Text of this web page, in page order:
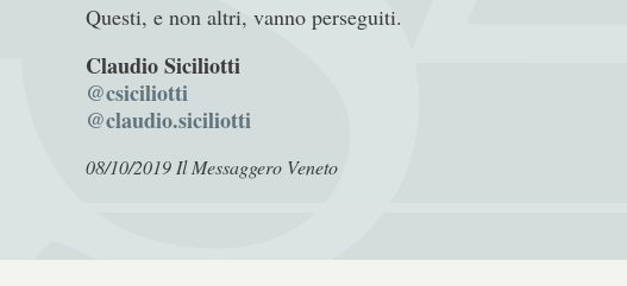
Questi, e non altri, vanno perseguiti.
Claudio Siciliotti
@csiciliotti
@claudio.siciliotti
08/10/2019 Il Messaggero Veneto